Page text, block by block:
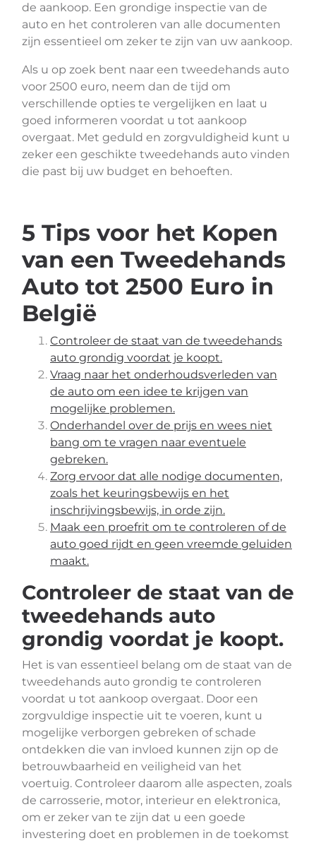
de aankoop. Een grondige inspectie van de
auto en het controleren van alle documenten
zijn essentieel om zeker te zijn van uw aankoop.
Als u op zoek bent naar een tweedehands auto
voor 2500 euro, neem dan de tijd om
verschillende opties te vergelijken en laat u
goed informeren voordat u tot aankoop
overgaat. Met geduld en zorgvuldigheid kunt u
zeker een geschikte tweedehands auto vinden
die past bij uw budget en behoeften.
5 Tips voor het Kopen
van een Tweedehands
Auto tot 2500 Euro in
België
Controleer de staat van de tweedehands
auto grondig voordat je koopt.
Vraag naar het onderhoudsverleden van
de auto om een idee te krijgen van
mogelijke problemen.
Onderhandel over de prijs en wees niet
bang om te vragen naar eventuele
gebreken.
Zorg ervoor dat alle nodige documenten,
zoals het keuringsbewijs en het
inschrijvingsbewijs, in orde zijn.
Maak een proefrit om te controleren of de
auto goed rijdt en geen vreemde geluiden
maakt.
Controleer de staat van de
tweedehands auto
grondig voordat je koopt.
Het is van essentieel belang om de staat van de
tweedehands auto grondig te controleren
voordat u tot aankoop overgaat. Door een
zorgvuldige inspectie uit te voeren, kunt u
mogelijke verborgen gebreken of schade
ontdekken die van invloed kunnen zijn op de
betrouwbaarheid en veiligheid van het
voertuig. Controleer daarom alle aspecten, zoals
de carrosserie, motor, interieur en elektronica,
om er zeker van te zijn dat u een goede
investering doet en problemen in de toekomst